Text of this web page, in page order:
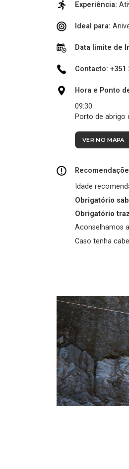
Experiência:
Ideal para:
Data limite de
Contacto: +351
Hora e Ponto
09:30
Porto de abrigo
VER NO MAPA
Idade
Obrigatório
Obrigatório
Aconselhamos
Caso tenha